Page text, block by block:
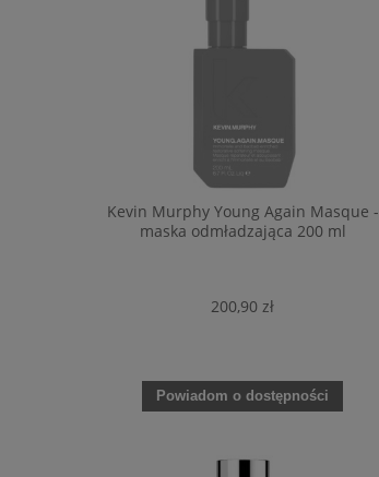
Kevin Murphy Young Again Masque -
maska odmładzająca 200 ml
200,90 zł
Powiadom o dostępności